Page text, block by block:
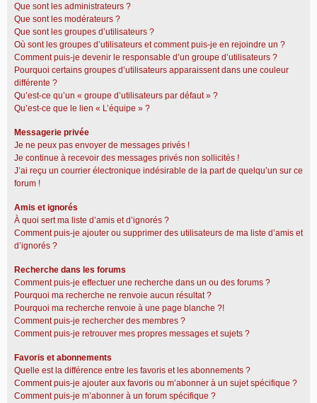
Que sont les administrateurs ?
Que sont les modérateurs ?
Que sont les groupes d’utilisateurs ?
Où sont les groupes d’utilisateurs et comment puis-je en rejoindre un ?
Comment puis-je devenir le responsable d’un groupe d’utilisateurs ?
Pourquoi certains groupes d’utilisateurs apparaissent dans une couleur
différente ?
Qu’est-ce qu’un « groupe d’utilisateurs par défaut » ?
Qu’est-ce que le lien « L’équipe » ?
Messagerie privée
Je ne peux pas envoyer de messages privés !
Je continue à recevoir des messages privés non sollicités !
J’ai reçu un courrier électronique indésirable de la part de quelqu’un sur ce
forum !
Amis et ignorés
À quoi sert ma liste d’amis et d’ignorés ?
Comment puis-je ajouter ou supprimer des utilisateurs de ma liste d’amis et
d’ignorés ?
Recherche dans les forums
Comment puis-je effectuer une recherche dans un ou des forums ?
Pourquoi ma recherche ne renvoie aucun résultat ?
Pourquoi ma recherche renvoie à une page blanche ?!
Comment puis-je rechercher des membres ?
Comment puis-je retrouver mes propres messages et sujets ?
Favoris et abonnements
Quelle est la différence entre les favoris et les abonnements ?
Comment puis-je ajouter aux favoris ou m’abonner à un sujet spécifique ?
Comment puis-je m’abonner à un forum spécifique ?